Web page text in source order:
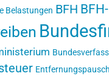
Belastungen BFH